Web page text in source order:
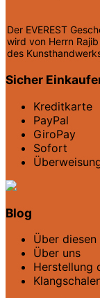
Der EVEREST
wird von Herrn
des
Sicher
Kreditkarte
PayPal
GiroPay
Sofort
Blog
Über diesen
Über uns
Herstellung